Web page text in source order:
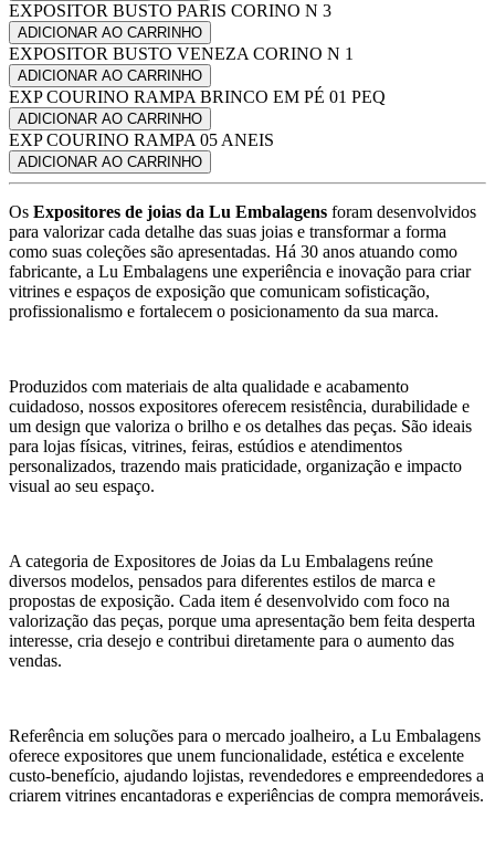
EXPOSITOR BUSTO PARIS CORINO N 3
ADICIONAR AO CARRINHO
EXPOSITOR BUSTO VENEZA CORINO N 1
ADICIONAR AO CARRINHO
EXP COURINO RAMPA BRINCO EM PÉ 01 PEQ
ADICIONAR AO CARRINHO
EXP COURINO RAMPA 05 ANEIS
ADICIONAR AO CARRINHO
Os Expositores de joias da Lu Embalagens foram desenvolvidos
para valorizar cada detalhe das suas joias e transformar a forma
como suas coleções são apresentadas. Há 30 anos atuando como
fabricante, a Lu Embalagens une experiência e inovação para criar
vitrines e espaços de exposição que comunicam sofisticação,
profissionalismo e fortalecem o posicionamento da sua marca.
Produzidos com materiais de alta qualidade e acabamento
cuidadoso, nossos expositores oferecem resistência, durabilidade e
um design que valoriza o brilho e os detalhes das peças. São ideais
para lojas físicas, vitrines, feiras, estúdios e atendimentos
personalizados, trazendo mais praticidade, organização e impacto
visual ao seu espaço.
A categoria de Expositores de Joias da Lu Embalagens reúne
diversos modelos, pensados para diferentes estilos de marca e
propostas de exposição. Cada item é desenvolvido com foco na
valorização das peças, porque uma apresentação bem feita desperta
interesse, cria desejo e contribui diretamente para o aumento das
vendas.
Referência em soluções para o mercado joalheiro, a Lu Embalagens
oferece expositores que unem funcionalidade, estética e excelente
custo-benefício, ajudando lojistas, revendedores e empreendedores a
criarem vitrines encantadoras e experiências de compra memoráveis.